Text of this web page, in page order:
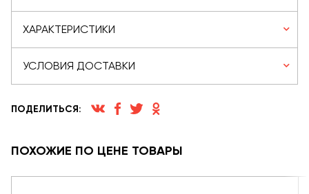
ХАРАКТЕРИСТИКИ
УСЛОВИЯ ДОСТАВКИ
ПОДЕЛИТЬСЯ:
ПОХОЖИЕ ПО ЦЕНЕ ТОВАРЫ